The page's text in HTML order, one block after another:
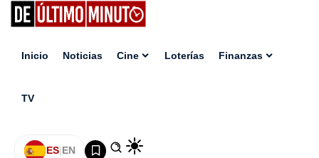
Inicio Noticias Cine Loterías Finanzas
TV
ES|EN